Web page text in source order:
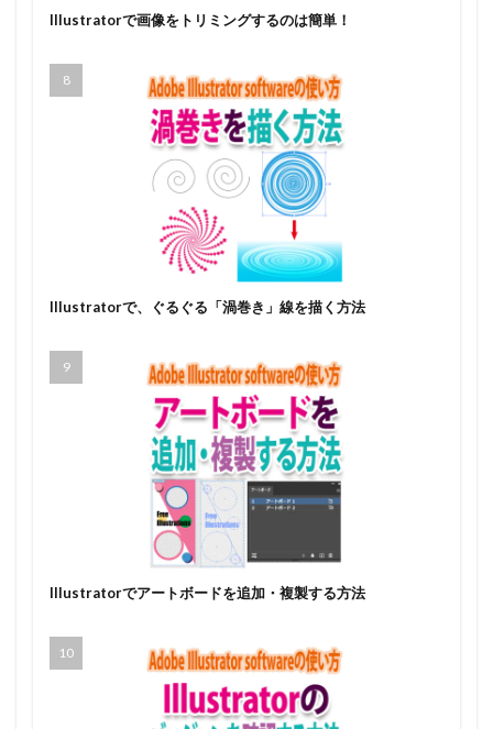
Illustratorで画像をトリミングするのは簡単！
Illustratorで、ぐるぐる「渦巻き」線を描く方法
Illustratorでアートボードを追加・複製する方法